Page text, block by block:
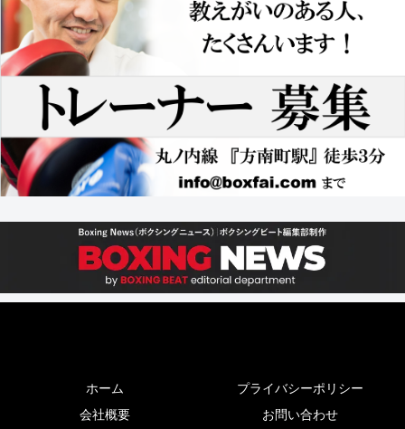
ホーム
プライバシーポリシー
会社概要
お問い合わせ